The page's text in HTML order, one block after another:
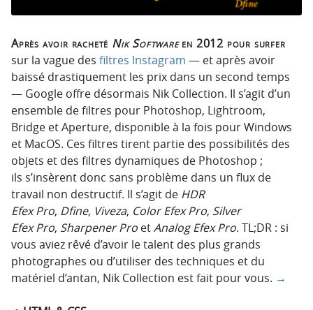
Après avoir racheté Nik Softwareen 2012 pour surfer
sur la vague des filtres Instagram — et après avoir
baissé drastiquement les prix dans un second temps
— Google offre désormais Nik Collection. Il s’agit d’un
ensemble de filtres pour Photoshop, Lightroom,
Bridge et Aperture, disponible à la fois pour Windows
et MacOS. Ces filtres tirent partie des possibilités des
objets et des filtres dynamiques de Photoshop ;
ils s’insèrent donc sans problème dans un flux de
travail non destructif. Il s’agit de HDR
Efex Pro, Dfine, Viveza, Color Efex Pro, Silver
Efex Pro, Sharpener Pro etAnalog Efex Pro. TL;DR : si
vous aviez rêvé d’avoir le talent des plus grands
photographes ou d’utiliser des techniques et du
matériel d’antan, Nik Collection est fait pour vous. →